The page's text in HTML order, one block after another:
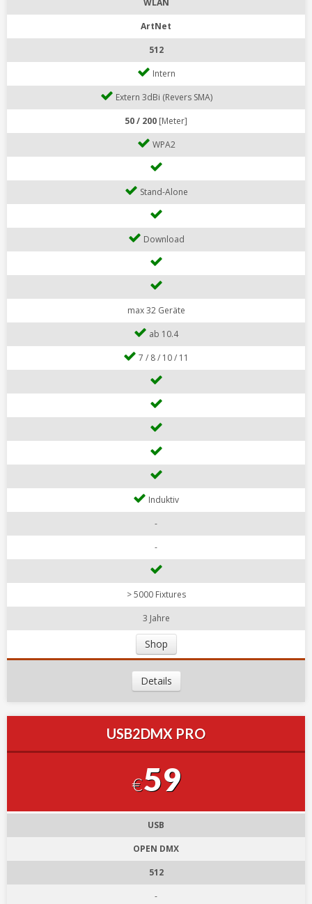
WLAN
ArtNet
512
Intern
Extern 3dBi (Revers SMA)
50 / 200 [Meter]
WPA2
Stand-Alone
Download
max 32 Geräte
ab 10.4
7 / 8 / 10 / 11
Induktiv
-
-
> 5000 Fixtures
3 Jahre
Shop
Details
USB2DMX PRO
€59
USB
OPEN DMX
512
-